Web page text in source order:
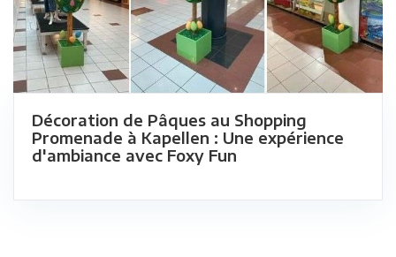
Décoration de Pâques au Shopping
Promenade à Kapellen : Une expérience
d'ambiance avec Foxy Fun